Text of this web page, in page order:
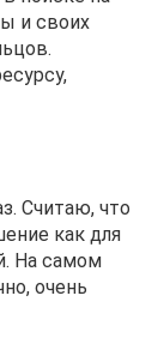
и своих
Считаю, что
как для
На самом
очень